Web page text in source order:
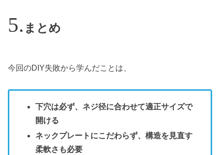
まとめ
今回のDIY失敗から学んだことは、
下穴は必ず、ネジ径に合わせて適正サイズで
開ける
ネックプレートにこだわらず、構造を見直す
柔軟さも必要